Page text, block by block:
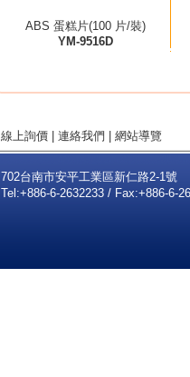
ABS 蛋糕片(100 片/裝)
YM-9516D
線上詢價 連絡我們 網站導覽
702台南市安平工業區新仁路2-1號
Tel:+886-6-2632233 / Fax:+886-6-